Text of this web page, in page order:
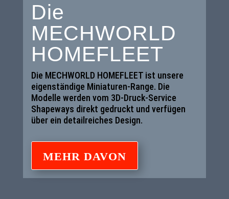
Die
MECHWORLD
HOMEFLEET
Die MECHWORLD HOMEFLEET ist unsere
eigenständige Miniaturen-Range. Die
Modelle werden vom 3D-Druck-Service
Shapeways direkt gedruckt und verfügen
über ein detailreiches Design.
MEHR DAVON